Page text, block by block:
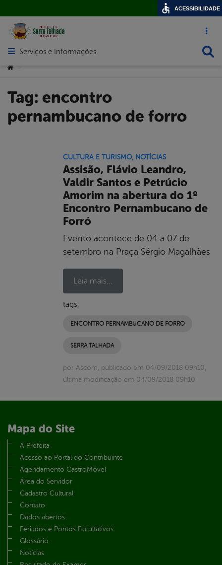
Acesso
Abrir menu principal de navegação
Serviços e Informações
Você está aqui:
Tag: encontro
pernambucano de forro
CULTURA E TURISMO, NOTÍCIAS
Assisão, Flávio Leandro,
Valdir Santos e Petrúcio
Amorim na abertura do 1º
Encontro Pernambucano de
Forró
Evento acontece de 04 a 07 de
setembro na Praça Sérgio Magalhães
Leia mais...
tags:
ENCONTRO PERNAMBUCANO DE FORRO
SERRA TALHADA
por Ascom, publicado em 04/09/2018 09h10,
última modificação em 04/09/2018 09h10
Mapa do Site
A Prefeita
Acesso ao Portal do Contribuinte
Agendamento CastroMóvel
Área do Servidor
Cadastro Cultural
Contato
Dados abertos
Feriados e Pontos Facultativos
Glossário
Notícias
ACESSIBILIDADE